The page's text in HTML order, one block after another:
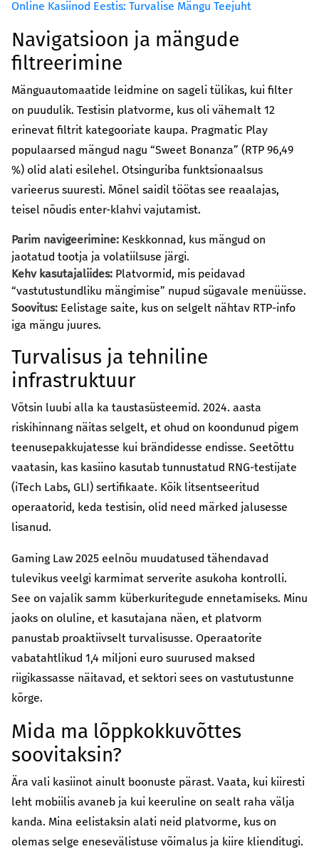
Online Kasiinod Eestis: Turvalise Mängu Teejuht
Navigatsioon ja mängude
filtreerimine
Mänguautomaatide leidmine on sageli tülikas, kui filter
on puudulik. Testisin platvorme, kus oli vähemalt 12
erinevat filtrit kategooriate kaupa. Pragmatic Play
populaarsed mängud nagu “Sweet Bonanza” (RTP 96,49
%) olid alati esilehel. Otsinguriba funktsionaalsus
varieerus suuresti. Mõnel saidil töötas see reaalajas,
teisel nõudis enter-klahvi vajutamist.
Parim navigeerimine: Keskkonnad, kus mängud on
jaotatud tootja ja volatiilsuse järgi.
Kehv kasutajaliides: Platvormid, mis peidavad
“vastutustundliku mängimise” nupud sügavale menüüsse.
Soovitus: Eelistage saite, kus on selgelt nähtav RTP-info
iga mängu juures.
Turvalisus ja tehniline
infrastruktuur
Võtsin luubi alla ka taustasüsteemid. 2024. aasta
riskihinnang näitas selgelt, et ohud on koondunud pigem
teenusepakkujatesse kui brändidesse endisse. Seetõttu
vaatasin, kas kasiino kasutab tunnustatud RNG-testijate
(iTech Labs, GLI) sertifikaate. Kõik litsentseeritud
operaatorid, keda testisin, olid need märked jalusesse
lisanud.
Gaming Law 2025 eelnõu muudatused tähendavad
tulevikus veelgi karmimat serverite asukoha kontrolli.
See on vajalik samm küberkuritegude ennetamiseks. Minu
jaoks on oluline, et kasutajana näen, et platvorm
panustab proaktiivselt turvalisusse. Operaatorite
vabatahtlikud 1,4 miljoni euro suurused maksed
riigikassasse näitavad, et sektori sees on vastutustunne
kõrge.
Mida ma lõppkokkuvõttes
soovitaksin?
Ära vali kasiinot ainult boonuste pärast. Vaata, kui kiiresti
leht mobiilis avaneb ja kui keeruline on sealt raha välja
kanda. Mina eelistaksin alati neid platvorme, kus on
olemas selge enesevälistuse võimalus ja kiire klienditugi.